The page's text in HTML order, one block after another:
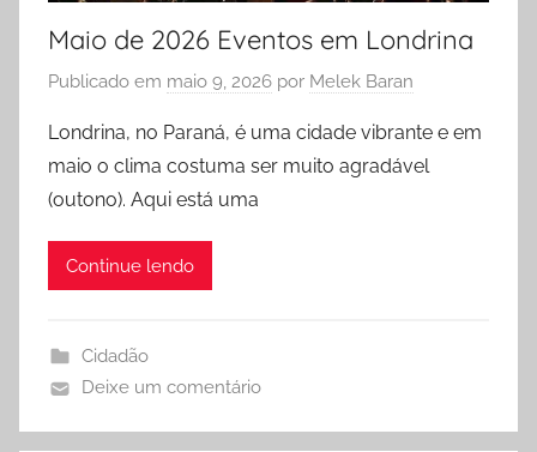
Maio de 2026 Eventos em Londrina
Publicado em maio 9, 2026 por Melek Baran
Londrina, no Paraná, é uma cidade vibrante e em
maio o clima costuma ser muito agradável
(outono). Aqui está uma
Continue lendo
Cidadão
Deixe um comentário